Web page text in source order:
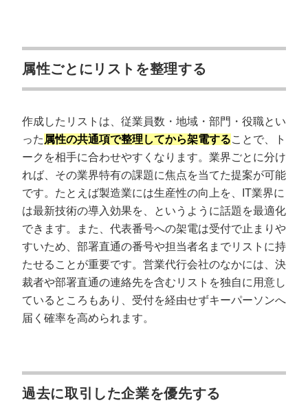
属性ごとにリストを整理する
作成したリストは、従業員数・地域・部門・役職とい
った 属性の共通項で整理してから架電することで、ト
ークを相手に合わせやすくなります。業界ごとに分け
れば、その業界特有の課題に焦点を当てた提案が可能
です。たとえば製造業には生産性の向上を、IT業界に
は最新技術の導入効果を、というように話題を最適化
できます。また、代表番号への架電は受付で止まりや
すいため、部署直通の番号や担当者名までリストに持
たせることが重要です。営業代行会社のなかには、決
裁者や部署直通の連絡先を含むリストを独自に用意し
ているところもあり、受付を経由せずキーパーソンへ
届く確率を高められます。
過去に取引した企業を優先する